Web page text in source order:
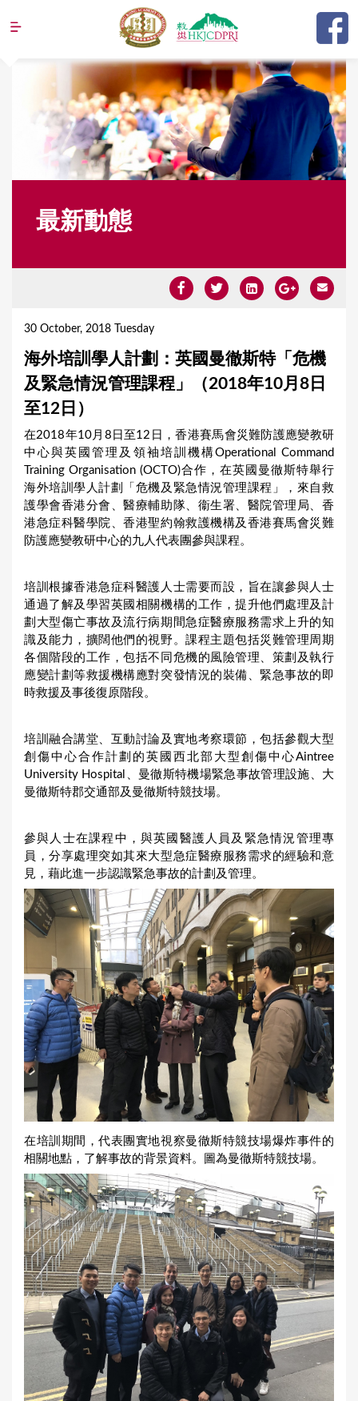
Jump to navigation
最新動態
30 October, 2018 Tuesday
海外培訓學人計劃：英國曼徹斯特「危機
及緊急情況管理課程」（2018年10月8日
至12日）
在2018年10月8日至12日，香港賽馬會災難防護應變教研
中心與英國管理及領袖培訓機構Operational Command
Training Organisation (OCTO)合作，在英國曼徹斯特舉行
海外培訓學人計劃「危機及緊急情況管理課程」，來自救
護學會香港分會、醫療輔助隊、衞生署、醫院管理局、香
港急症科醫學院、香港聖約翰救護機構及香港賽馬會災難
防護應變教研中心的九人代表團參與課程。
培訓根據香港急症科醫護人士需要而設，旨在讓參與人士
通過了解及學習英國相關機構的工作，提升他們處理及計
劃大型傷亡事故及流行病期間急症醫療服務需求上升的知
識及能力，擴闊他們的視野。課程主題包括災難管理周期
各個階段的工作，包括不同危機的風險管理、策劃及執行
應變計劃等救援機構應對突發情況的裝備、緊急事故的即
時救援及事後復原階段。
培訓融合講堂、互動討論及實地考察環節，包括參觀大型
創傷中心合作計劃的英國西北部大型創傷中心Aintree
University Hospital、曼徹斯特機場緊急事故管理設施、大
曼徹斯特郡交通部及曼徹斯特競技場。
參與人士在課程中，與英國醫護人員及緊急情況管理專
員，分享處理突如其來大型急症醫療服務需求的經驗和意
見，藉此進一步認識緊急事故的計劃及管理。
在培訓期間，代表團實地視察曼徹斯特競技場爆炸事件的
相關地點，了解事故的背景資料。圖為曼徹斯特競技場。